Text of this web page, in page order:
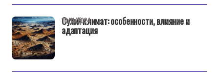
Сухой климат: особенности, влияние и
адаптация
10/11/2024